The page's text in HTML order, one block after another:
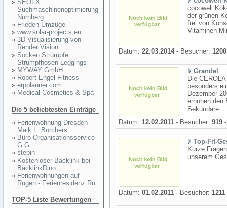
» SEOFX
Suchmaschinenoptimierung
Nürnberg
» Frieden Umzüge
» www.solar-projects.eu
» 3D Visualisierung von
Render Vision
» Socken Strümpfe
Strumpfhosen Leggings
» MYWAY GmbH
» Robert Engel Fitness
» erpplanner.com
» Medical Cosmetics & Spa
Die 5 beliebtesten Einträge
» Ferienwohnung Dresden -
Maik L. Borchers
» Büro-Organisationsservice
G.G.
» stepin
» Kostenloser Backlink bei
BacklinkDino
» Ferienwohnungen auf
Rügen - Ferienresidenz Ru
TOP-5 Liste Bewertungen
cocowell
der grünen
frei von
Vitaminen
Datum: 22.03.2014- Besucher: 1200
Grandel
Die
besonders
Dezember
erhöhen den
Sekundäre ...
Datum: 12.02.2011 - Besucher: 919
Top-Fit-
Kurze
unserem
Datum: 01.02.2011 - Besucher: 1211